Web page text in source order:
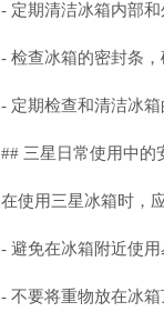
- 定期清洁冰箱内部和
- 检查冰箱的密封条，
- 定期检查和清洁冰箱
## 三星日常使用中的
在使用三星冰箱时，
- 避免在冰箱附近使用
- 不要将重物放在冰箱